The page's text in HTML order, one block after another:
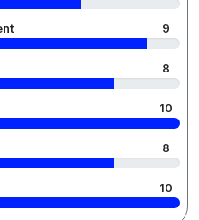
9
8
10
8
10